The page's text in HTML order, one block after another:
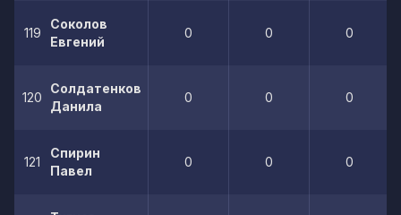
119
Соколов
Евгений
0 0 0
120
Солдатенков
Данила
0 0 0
121
Спирин
Павел
0 0 0